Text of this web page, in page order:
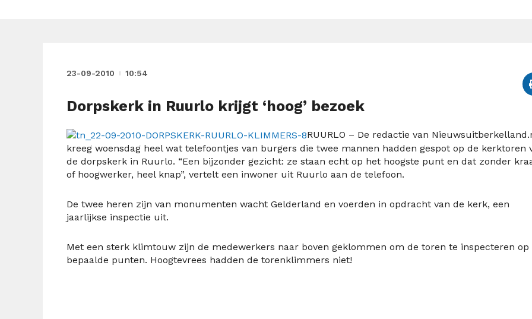
23-09-2010 10:54
Dorpskerk in Ruurlo krijgt ‘hoog’ bezoek
RUURLO – De redactie van
kreeg woensdag heel wat telefoontjes van burgers die twee mannen hadden gespot op de kerktoren
de dorpskerk in Ruurlo. “Een bijzonder gezicht: ze staan echt op het hoogste punt en dat zonder
of hoogwerker, heel knap”, vertelt een inwoner uit Ruurlo aan de telefoon.
De twee heren zijn van monumenten wacht Gelderland en voerden in opdracht van de kerk, een
jaarlijkse inspectie uit.
Met een sterk klimtouw zijn de medewerkers naar boven geklommen om de toren te inspecteren op
bepaalde punten. Hoogtevrees hadden de torenklimmers niet!